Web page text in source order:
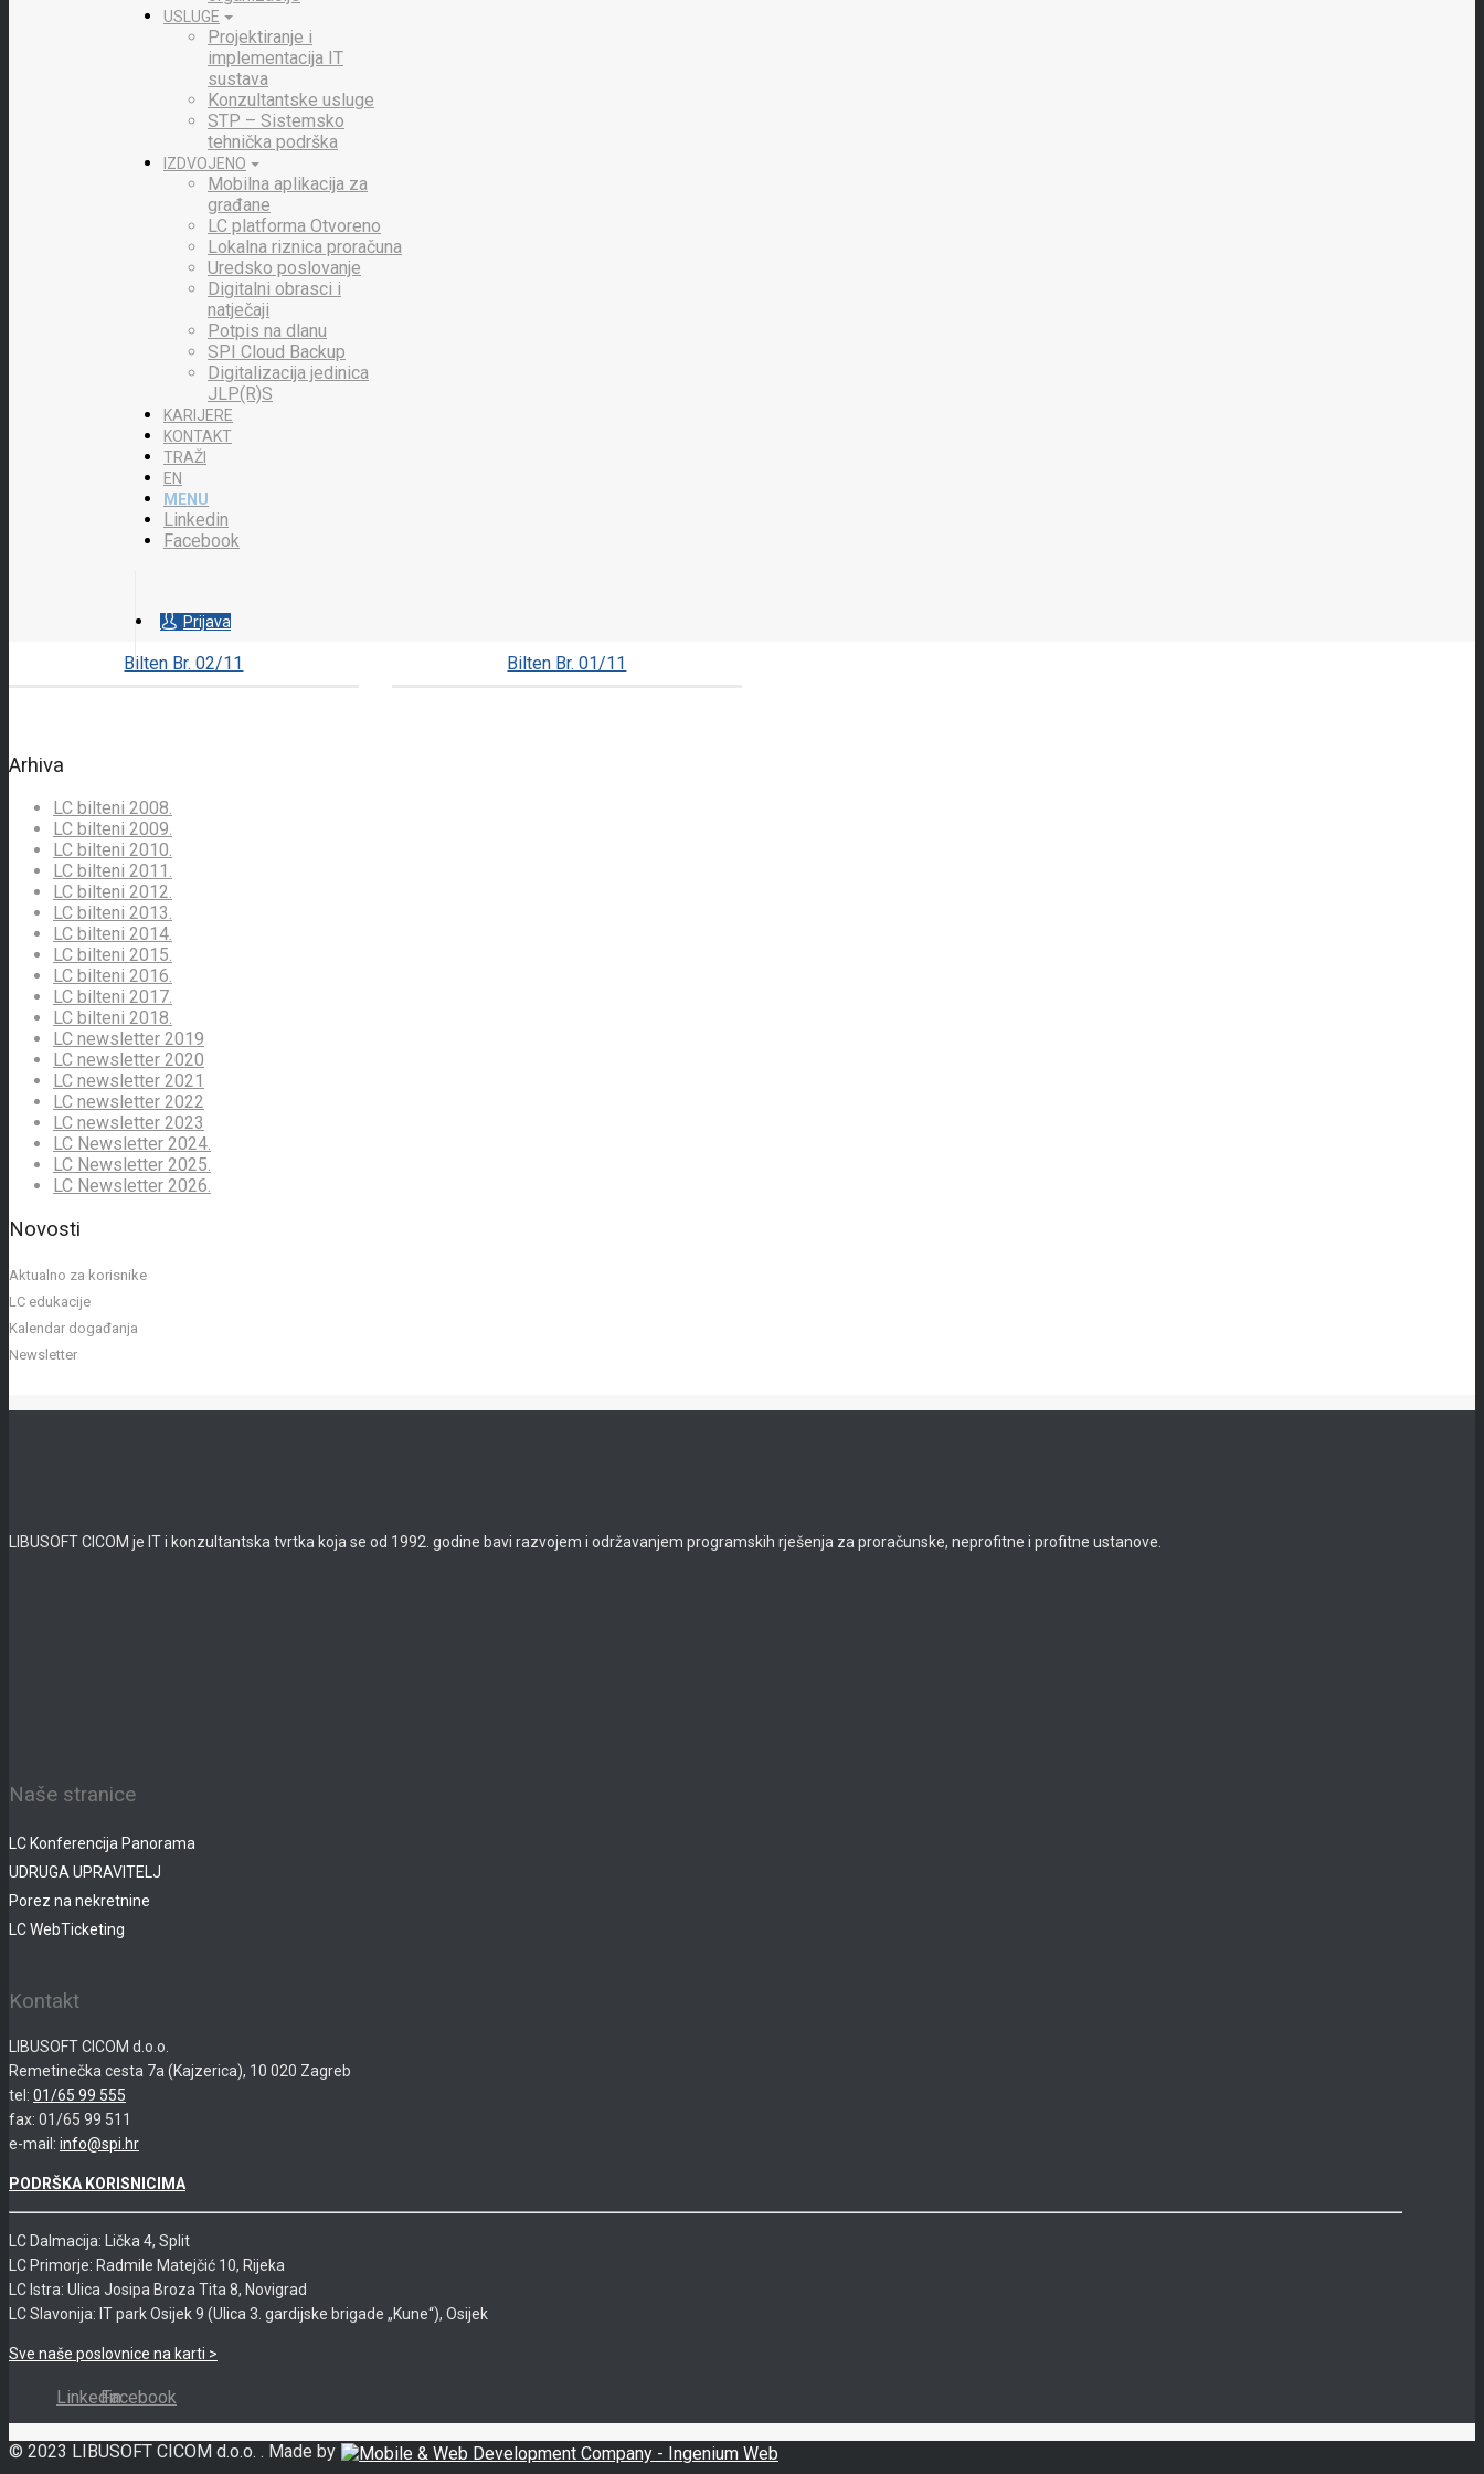
USLUGE
Projektiranje i
implementacija IT
sustava
Konzultantske usluge
STP – Sistemsko
tehnička podrška
IZDVOJENO
Mobilna aplikacija za
građane
LC platforma Otvoreno
Lokalna riznica proračuna
Uredsko poslovanje
Digitalni obrasci i
natječaji
Potpis na dlanu
SPI Cloud Backup
Digitalizacija jedinica
JLP(R)S
KARIJERE
KONTAKT
TRAŽI
EN
MENU
Linkedin
Facebook
Prijava
Bilten Br. 02/11 Bilten Br. 01/11
Arhiva
LC bilteni 2008.
LC bilteni 2009.
LC bilteni 2010.
LC bilteni 2011.
LC bilteni 2012.
LC bilteni 2013.
LC bilteni 2014.
LC bilteni 2015.
LC bilteni 2016.
LC bilteni 2017.
LC bilteni 2018.
LC newsletter 2019
LC newsletter 2020
LC newsletter 2021
LC newsletter 2022
LC newsletter 2023
LC Newsletter 2024.
LC Newsletter 2025.
LC Newsletter 2026.
Novosti
Aktualno za korisnike
LC edukacije
Kalendar događanja
Newsletter
LIBUSOFT CICOM je IT i konzultantska tvrtka koja se od 1992. godine bavi razvojem i održavanjem programskih rješenja za proračunske, neprofitne i profitne ustanove.
Naše stranice
LC Konferencija Panorama
UDRUGA UPRAVITELJ
Porez na nekretnine
LC WebTicketing
Kontakt
LIBUSOFT CICOM d.o.o.
Remetinečka cesta 7a (Kajzerica), 10 020 Zagreb
tel: 01/65 99 555
fax: 01/65 99 511
e-mail: info@spi.hr
PODRŠKA KORISNICIMA
LC Dalmacija: Lička 4, Split
LC Primorje: Radmile Matejčić 10, Rijeka
LC Istra: Ulica Josipa Broza Tita 8, Novigrad
LC Slavonija: IT park Osijek 9 (Ulica 3. gardijske brigade „Kune“), Osijek
Sve naše poslovnice na karti >
LinkedinFacebook
© 2023 LIBUSOFT CICOM d.o.o. . Made by